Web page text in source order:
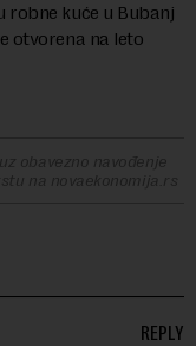
robne kuće u Bubanj
otvorena na leto
obavezno navođenje
na novaekonomija.rs
REPLY